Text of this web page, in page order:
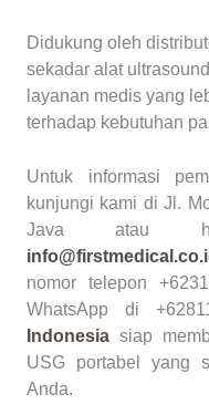
Didukung oleh
sekadar alat
layanan medis yang
terhadap kebutuhan
Untuk informasi
kunjungi kami di Jl.
Java atau
nomor telepon
WhatsApp di
Indonesiasiap
USG portabel yang
Anda.